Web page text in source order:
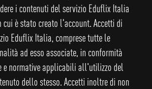
i contenuti del servizio Eduflix Italia
cui è stato creato l'account. Accetti di
Eduflix Italia, comprese tutte le
ad esso associate, in conformità
e normative applicabili all'utilizzo del
dello stesso. Accetti inoltre di non